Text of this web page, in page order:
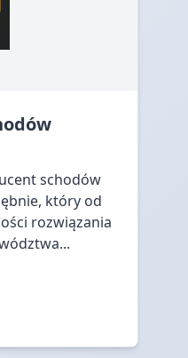
schodów
który od
rozwiązania